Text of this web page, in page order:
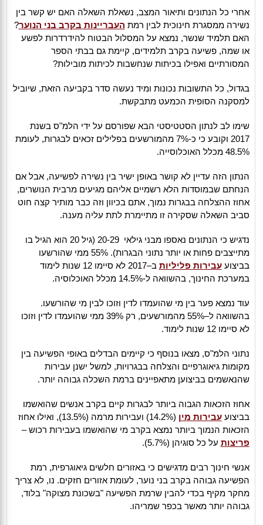
אחרי כל הנתונים ותיאור המצב, נשאלת השאלה האם יש קשר בין
נשירה ממסגרת חינוכית לבין רמת העבריינות בקרב בני הנוער?
האם תלמיד שנשר, נמצא על המסלול הבטוח להידרדרות לפשע
או שמה, פשיעה בקרב תלמידים, קיימת גם בבתי הספר
המסורתיים ואפילו בכיתות שנחשבות לכיתות מובילות?
בגדול, כל התשובות נכונות ומיד נעשה סדר בקביעה הזאת, שיוביל
למסקנה הסופית הכמעט מתבקשת.
שימו לב לנתון הסטטיסטי הבא שפורסם על ידי הלמ"ס בשנת
2017 וקובע כי כ-7% מהמורשעים בפלילים זכאים לבגרות, לעומת
48.5% מכלל האוכלוסייה.
הנתון הזה עדיין לא קושר באופן ישיר בין נשירה לפשיעה, אבל אם
הנחתם שבמוסדות הלא רשמיים אליהם מגיעים מרבית הנושרים,
אחוז ההצלחה בבגרות נמוך, אתם בכיוון וזה כבר מותיר קצה חוט
סביב השאלה שסקירה זו מתיימרת לתת עליה מענה.
נדגיש כי הנתונים נאספו מבני גילאי 20-29 (גיל 20 הוא הגיל בו
מתייצבים פחות או יותר נתוני הבגרות). 55% ממי שהורשעו
בביצועעבירות פליליות
ב–2017 לא סיימו 12 שנות לימוד
במערכת החינוך, בהשוואה ל-14.5% מכלל האוכלוסיה.
עוד נמצא פער בין מי שהועמדו לדין וזוכו לבין מי שהורשעו.
בהשוואה ל–55% מהמורשעים, רק 39% ממי שהועמדו לדין וזוכו
לא סיימו 12 שנות לימוד.
נתוני הלמ"ס, מצאו בנוסף כי קיימים הבדלים באופי הפשיעה בין
מקומות גיאוגרפיים והצלחה בבגרויות, למשל ישנן עבירות
שהנאשמים בביצוען מתאפיינים ברמת השכלה גבוהה יותר.
אחוז הזכאות הגבוה ביותר לבגרות קיים בקרב אנשים שהואשמו
בביצועעבירות מין
(14.2%) ועבירות מרמה (13.5%), ואילו אחוז
הזכאות הנמוך ביותר נמצא בקרב מי שהואשמו בעבירות רכוש –
פריצות על כל סוגיהן (5.7%).
אנשי חינוך רבים מדגישים כי באזורים חלשים גיאוגרפית, רמת
הפשיעה גבוהה בקרב בני נוער, לעומת אזורים חזקים. נו, לא צריך
מחקר מקיף בכדי להבין שרמת הפשיעה "בשכונת מצוקה" בלוד,
גבוהה יותר מאשר בכפר שמריהו.